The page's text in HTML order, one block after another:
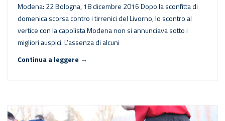
Modena: 22 Bologna, 18 dicembre 2016 Dopo la sconfitta di
domenica scorsa contro i tirrenici del Livorno, lo scontro al
vertice con la capolista Modena non si annunciava sotto i
migliori auspici. L’assenza di alcuni
Continua a leggere →